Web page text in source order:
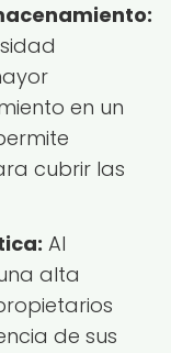
en un
cubrir las
Al
alta
de sus